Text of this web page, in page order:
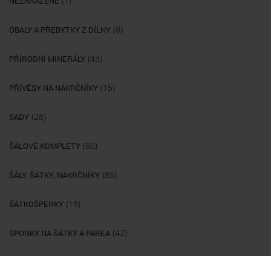
OBALY A PŘEBYTKY Z DÍLNY (8)
PŘÍRODNÍ MINERÁLY (43)
PŘÍVĚSY NA NÁKRČNÍKY (15)
SADY (28)
ŠÁLOVÉ KOMPLETY (60)
ŠÁLY, ŠÁTKY, NÁKRČNÍKY (85)
ŠÁTKOŠPERKY (18)
SPONKY NA ŠÁTKY A PAREA (42)